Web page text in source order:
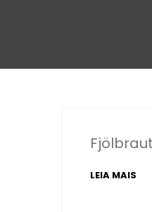
LEIA MAIS